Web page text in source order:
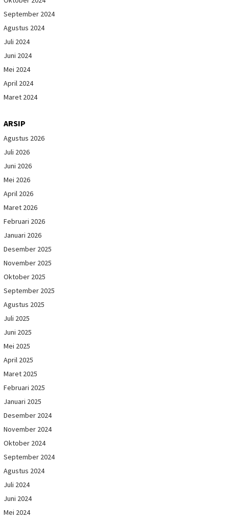
September 2024
Agustus 2024
Juli 2024
Juni 2024
Mei 2024
April 2024
Maret 2024
ARSIP
Agustus 2026
Juli 2026
Juni 2026
Mei 2026
April 2026
Maret 2026
Februari 2026
Januari 2026
Desember 2025
November 2025
Oktober 2025
September 2025
Agustus 2025
Juli 2025
Juni 2025
Mei 2025
April 2025
Maret 2025
Februari 2025
Januari 2025
Desember 2024
November 2024
Oktober 2024
September 2024
Agustus 2024
Juli 2024
Juni 2024
Mei 2024